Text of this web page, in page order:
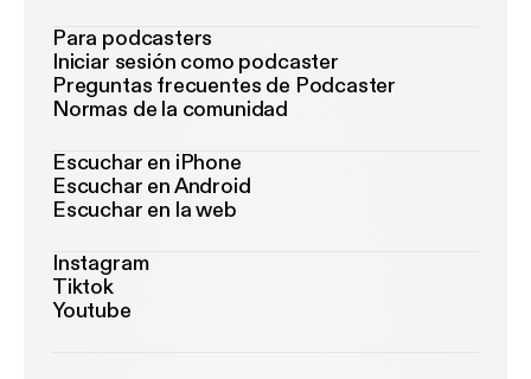
Para podcasters
Iniciar sesión como podcaster
Preguntas frecuentes de Podcaster
Normas de la comunidad
Escuchar en iPhone
Escuchar en Android
Escuchar en la web
Instagram
Tiktok
Youtube